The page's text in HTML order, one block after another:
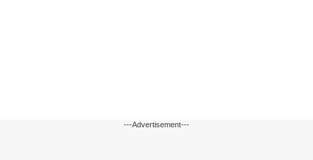
---Advertisement---